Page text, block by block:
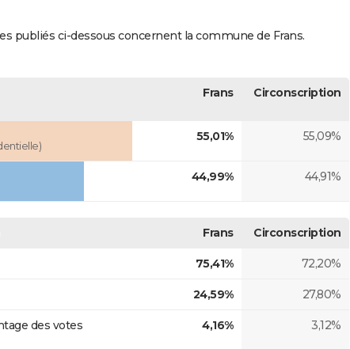
publiés ci-dessous concernent la commune de Frans.
Frans Circonscription
55,01% 55,09%
44,99% 44,91%
Frans Circonscription
75,41% 72,20%
24,59% 27,80%
des votes
4,16% 3,12%